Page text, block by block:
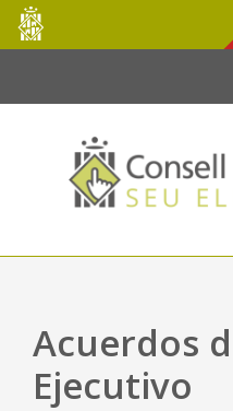
Saltar al contenido principal
Consell
de
Mallorca
Acuerdos
Ejecutivo